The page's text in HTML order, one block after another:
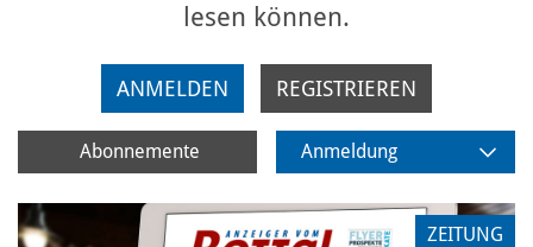
lesen können.
ANMELDEN REGISTRIEREN
Abonnemente Anmeldung
ZEITUNG